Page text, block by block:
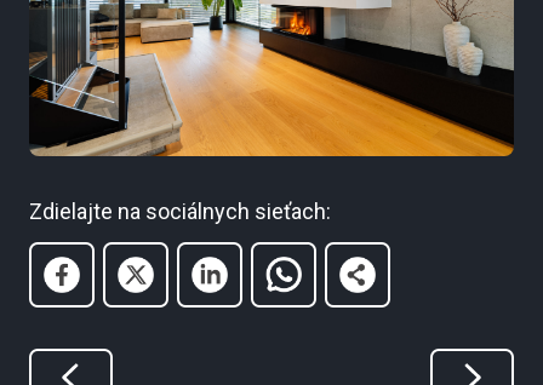
Zdielajte na sociálnych sieťach: